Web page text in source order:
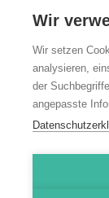
Top
Teilhabe &
Altenpflege
Wir
Wir setzen
analysieren,
der
angepasste